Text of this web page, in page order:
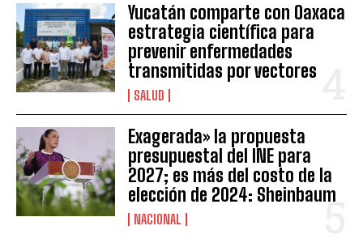
Yucatán comparte con Oaxaca
estrategia científica para
prevenir enfermedades
transmitidas por vectores
SALUD
Exagerada» la propuesta
presupuestal del INE para
2027; es más del costo de la
elección de 2024: Sheinbaum
NACIONAL